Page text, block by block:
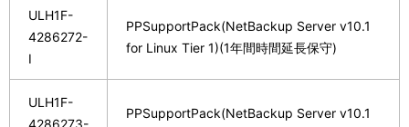
ULH1F-
4286272-
I
PPSupportPack(NetBackup Server v10.1
for Linux Tier 1)(1年間時間延長保守)
ULH1F-
4286273-
PPSupportPack(NetBackup Server v10.1